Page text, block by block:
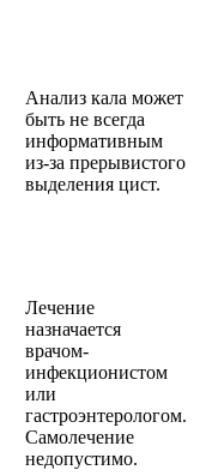
Анализ кала может
быть не всегда
информативным
из-за прерывистого
выделения цист.
Лечение
назначается
врачом-
инфекционистом
или
гастроэнтерологом.
Самолечение
недопустимо.